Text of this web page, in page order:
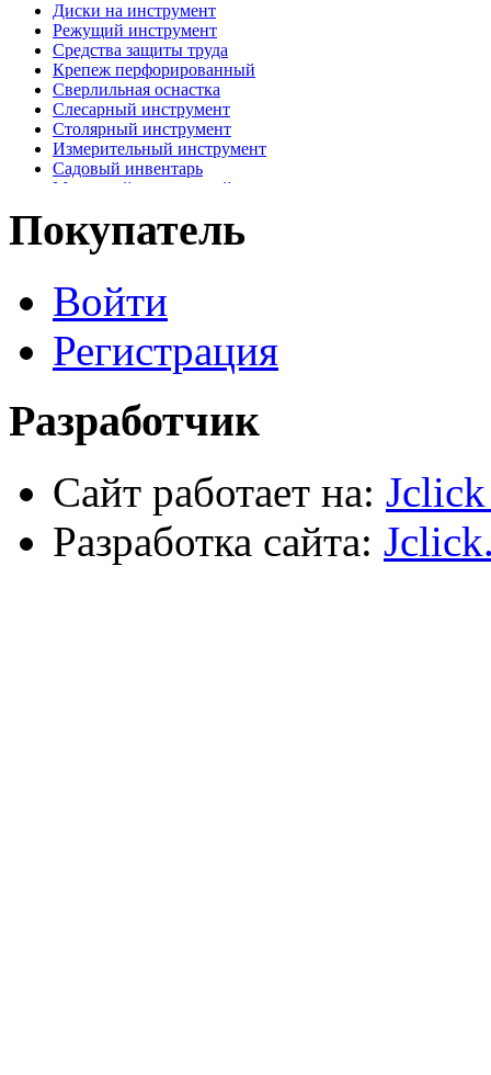
Диски на инструмент
Режущий инструмент
Средства защиты труда
Крепеж перфорированный
Сверлильная оснастка
Слесарный инструмент
Столярный инструмент
Измерительный инструмент
Садовый инвентарь
Малярный, отделочный инструмент
Наждачная бумага
Хозтовары
Электрика, осветительное оборудование
Пена и герметики
Автомобильный инструмент
Сварочное оборудование
Силовое оборудование
Покупатель
Войти
Регистрация
Разработчик
Сайт работает на:
Разработка сайта: